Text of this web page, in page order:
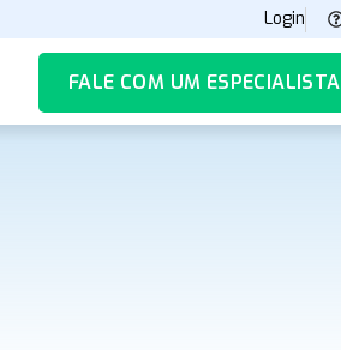
Login
FALE COM UM ESPECIALISTA